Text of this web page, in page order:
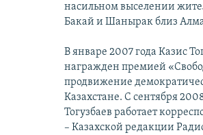
насильном выселении
Бакай и Шанырак близ
В январе 2007 года Казис
награжден премией
продвижение
Казахстане. С сентября
Тогузбаев работает
– Казахской редакции